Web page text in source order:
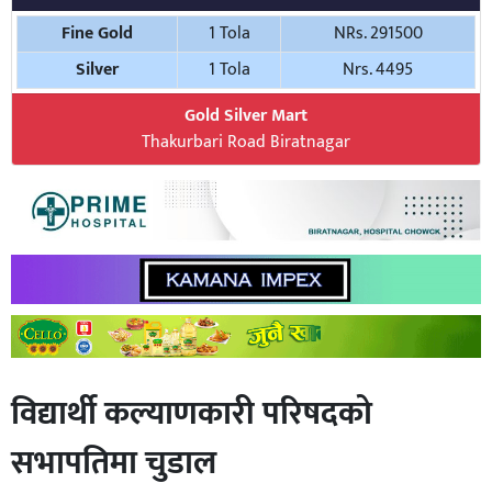
Fine Gold 1 Tola
NRs. 291500
Silver
1 Tola
Nrs. 4495
Gold Silver Mart
Thakurbari Road Biratnagar
विद्यार्थी कल्याणकारी परिषदको
सभापतिमा चुडाल